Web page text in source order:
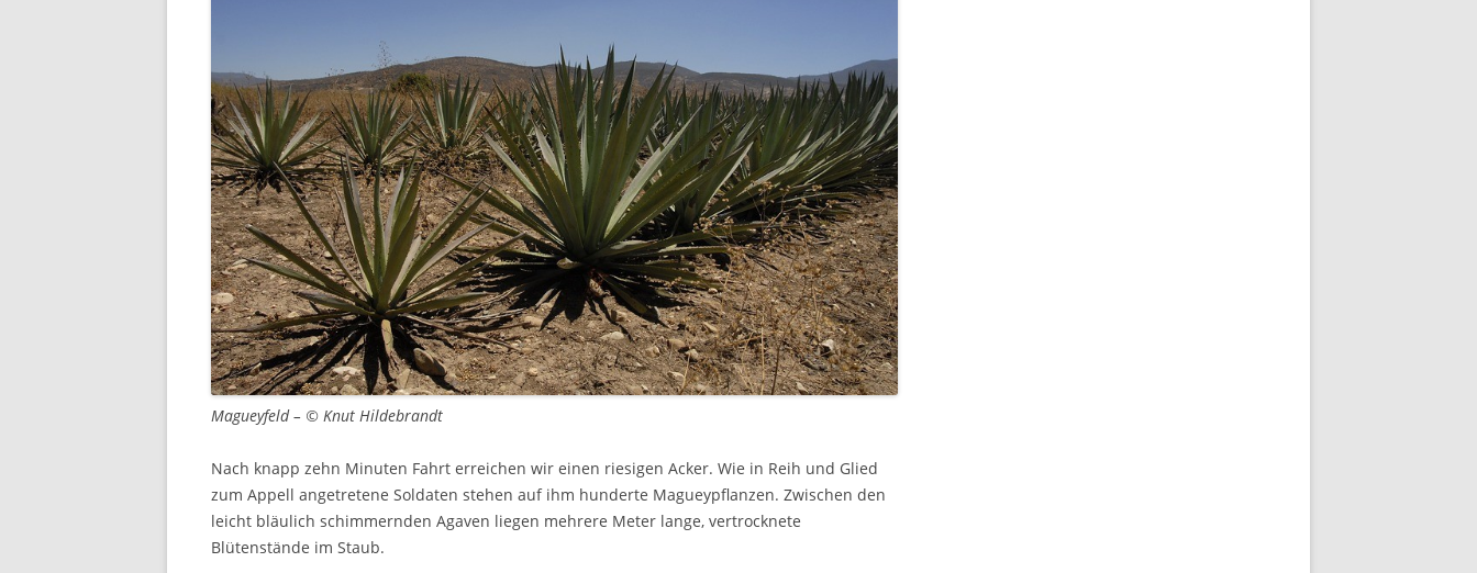
Magueyfeld – © Knut Hildebrandt
Nach knapp zehn Minuten Fahrt erreichen wir einen riesigen Acker. Wie in Reih und Glied
zum Appell angetretene Soldaten stehen auf ihm hunderte Magueypflanzen. Zwischen den
leicht bläulich schimmernden Agaven liegen mehrere Meter lange, vertrocknete
Blütenstände im Staub.